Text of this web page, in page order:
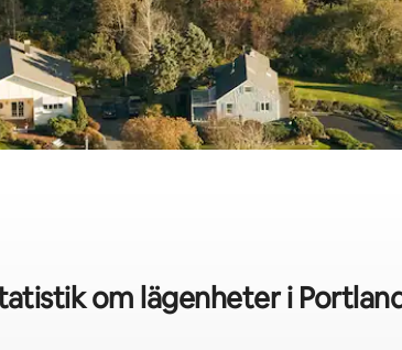
om lägenheter i